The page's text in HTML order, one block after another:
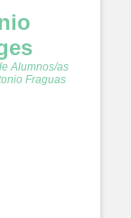
Alumnos/as
Fraguas